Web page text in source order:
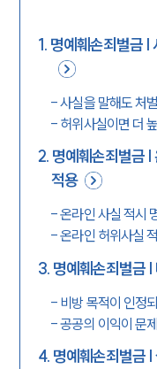
1. 명예훼손죄벌금 |
-사실을 말해도 처
- 허위사실이면 더
2. 명예훼손죄벌금 |
적용
-온라인 사실 적시
-온라인 허위사실
3. 명예훼손죄벌금
- 비방 목적이 인정
-공공의 이익이 문
4. 명예훼손죄벌금